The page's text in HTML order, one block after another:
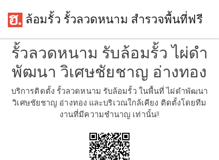
ล้อมรั้ว รั้วลวดหนาม สำรวจพื้นที่ฟรี
รั้วลวดหนาม รับล้อมรั้ว ไผ่ดำ
พัฒนา วิเศษชัยชาญ อ่างทอง
บริการติดตั้ง รั้วลวดหนาม รับล้อมรั้ว ในพื้นที่ ไผ่ดำพัฒนา
วิเศษชัยชาญ อ่างทอง และบริเวณใกล้เคียง ติดตั้งโดยทีม
งานที่มีความชำนาญ เท่านั้น!!